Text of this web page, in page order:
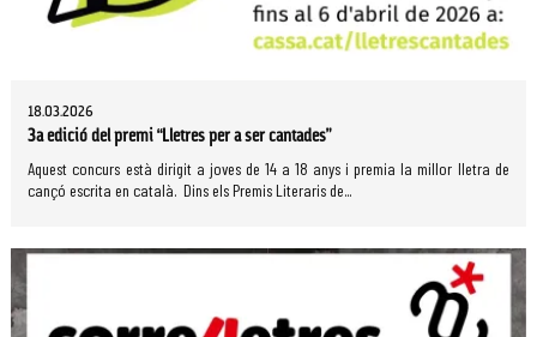
18.03.2026
3a edició del premi “Lletres per a ser cantades”
Aquest concurs està dirigit a joves de 14 a 18 anys i premia la millor lletra de
cançó escrita en català. Dins els Premis Literaris de...